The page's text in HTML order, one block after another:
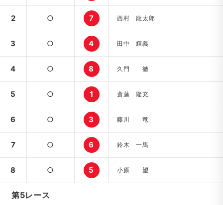
2 ○ 7 西村 龍太郎
3 ○ 4 田中 輝義
4 ○ 8 久門 徹
5 ○ 1 斎藤 隆充
6 ○ 3 藤川 竜
7 ○ 6 鈴木 一馬
8 ○ 5 小原 望
第5レース